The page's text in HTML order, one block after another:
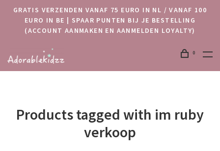
GRATIS VERZENDEN VANAF 75 EURO IN NL / VANAF 100
EURO IN BE | SPAAR PUNTEN BIJ JE BESTELLING
(ACCOUNT AANMAKEN EN AANMELDEN LOYALTY)
0
Products tagged with im ruby
verkoop